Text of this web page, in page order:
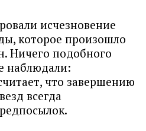
исчезновение
которое произошло
Ничего подобного
наблюдали:
что завершению
всегда